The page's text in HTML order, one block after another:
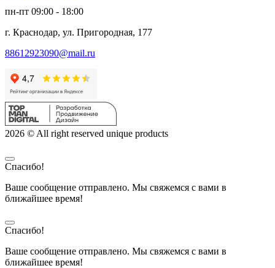
пн-пт 09:00 - 18:00
г. Краснодар, ул. Пригородная, 177
88612923090@mail.ru
2026 © All right reserved unique products
Спасибо!
Ваше сообщение отправлено. Мы свяжемся с вами в
ближайшее время!
Спасибо!
Ваше сообщение отправлено. Мы свяжемся с вами в
ближайшее время!